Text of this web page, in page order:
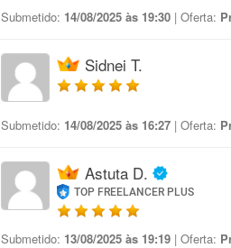
Submetido: 14/08/2025 às 19:30 | Oferta:
Sidnei T.
Submetido: 14/08/2025 às 16:27 | Oferta:
Astuta D.
TOP FREELANCER PLUS
Submetido: 13/08/2025 às 19:19 | Oferta: